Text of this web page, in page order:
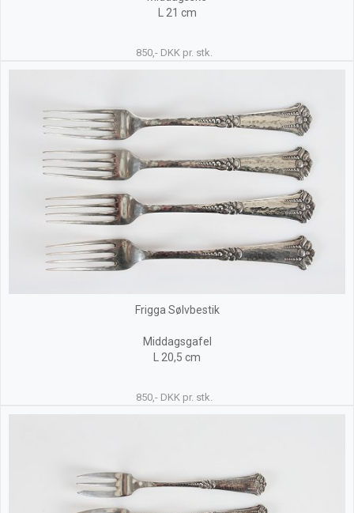
L 21 cm
850,- DKK pr. stk.
Frigga Sølvbestik
Middagsgafel
L 20,5 cm
850,- DKK pr. stk.